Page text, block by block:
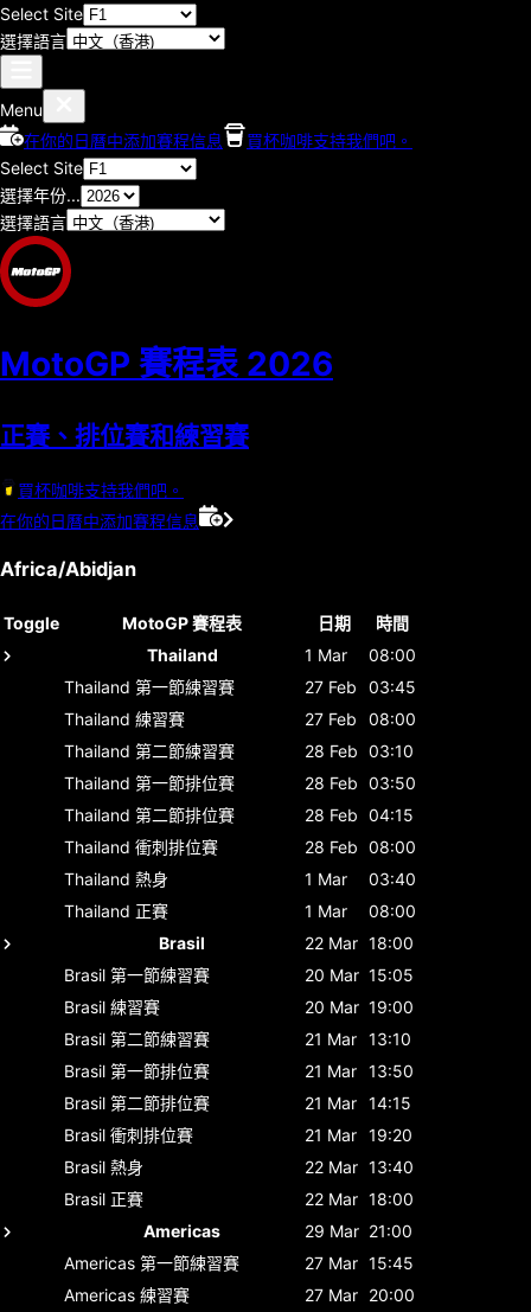
Select Site
選擇語言
Menu
在你的日曆中添加賽程信息
買杯咖啡支持我們吧。
Select Site
選擇年份...
選擇語言
MotoGP 賽程表 2026
正賽、排位賽和練習賽
買杯咖啡支持我們吧。
在你的日曆中添加賽程信息
Africa/Abidjan
Toggle MotoGP 賽程表 日期
時間
Thailand
1 Mar
08:00
Thailand 第一節練習賽 27 Feb
03:45
Thailand 練習賽 27 Feb
08:00
Thailand 第二節練習賽 28 Feb 03:10
Thailand 第一節排位賽 28 Feb 03:50
Thailand 第二節排位賽 28 Feb 04:15
Thailand 衝刺排位賽 28 Feb 08:00
Thailand 熱身 1 Mar
03:40
Thailand 正賽 1 Mar
08:00
Brasil
22 Mar 18:00
Brasil 第一節練習賽 20 Mar 15:05
Brasil 練習賽 20 Mar 19:00
Brasil 第二節練習賽 21 Mar 13:10
Brasil 第一節排位賽 21 Mar 13:50
Brasil 第二節排位賽 21 Mar 14:15
Brasil 衝刺排位賽 21 Mar 19:20
Brasil 熱身 22 Mar 13:40
Brasil 正賽 22 Mar 18:00
Americas
29 Mar 21:00
Americas 第一節練習賽 27 Mar 15:45
Americas 練習賽 27 Mar 20:00